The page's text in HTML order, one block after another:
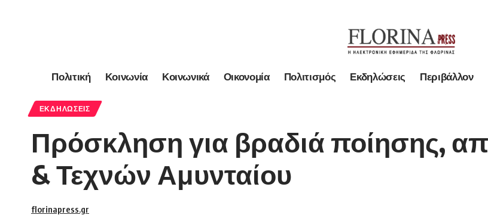
Πολιτική Κοινωνία Κοινωνικά Οικονομία Πολιτισμός Εκδηλώσεις Περιβάλλον
ΕΚΔΗΛΏΣΕΙΣ
Πρόσκληση για βραδιά ποίησης,
& Τεχνών Αμυνταίου
florinapress.gr